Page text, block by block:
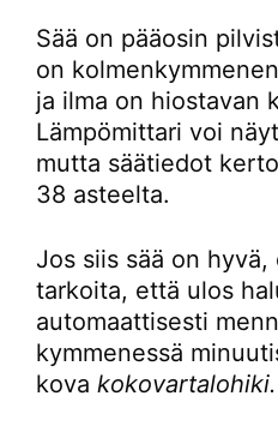
Sää on pääosin
on
ja ilma on hiostavan
Lämpömittari voi
mutta säätiedot
38 asteelta.
Jos siis sää on
tarkoita, että ulos
automaattisesti
kymmenessä
kova kokovartalohiki.